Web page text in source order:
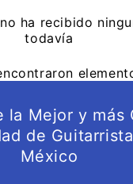
ha recibido
todavía
la Mejor y más
de
México